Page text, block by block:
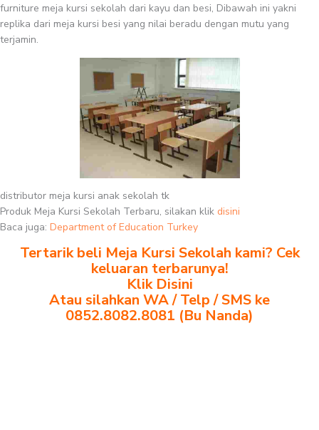
furniture meja kursi sekolah dari kayu dan besi, Dibawah ini yakni
replika dari meja kursi besi yang nilai beradu dengan mutu yang
terjamin.
distributor meja kursi anak sekolah tk
Produk Meja Kursi Sekolah Terbaru, silakan klik disini
Baca juga: Department of Education Turkey
Tertarik beli Meja Kursi Sekolah kami? Cek
keluaran terbarunya!
Klik Disini
Atau silahkan WA / Telp / SMS ke
0852.8082.8081 (Bu Nanda)